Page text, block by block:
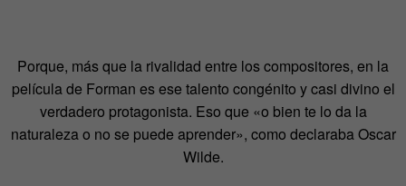
Porque, más que la rivalidad entre los compositores, en la
película de Forman es ese talento congénito y casi divino el
verdadero protagonista. Eso que «o bien te lo da la
naturaleza o no se puede aprender», como declaraba Oscar
Wilde.